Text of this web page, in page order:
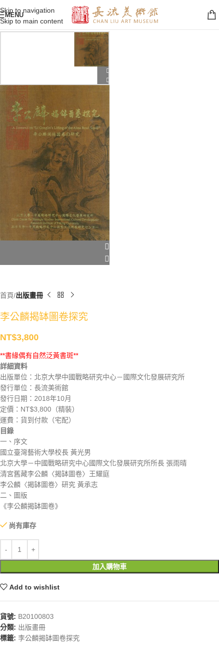
Skip to navigation
Skip to main content
MENU
首頁 出版畫冊
李公麟揭缽圖卷探究
NT$3,800
**書緣偶有自然泛黃書斑**
詳細資料
出版單位：北京大學中國戰略研究中心－國際文化發展研究所
發行單位：長流美術館
發行日期：2018年10月
定價：NT$3,800（精裝）
運費：貨到付款（宅配）
目錄
一、序文
國立臺灣藝術大學校長 黃光男
北京大學－中國戰略研究中心國際文化發展研究所所長 張雨晴
清宮舊藏李公麟〈揭缽圖卷〉王耀庭
李公麟〈揭缽圖卷〉研究 黃承志
二、圖版
《李公麟揭缽圖卷》
尚有庫存
加入購物車
Add to wishlist
貨號: B20100803
分類: 出版畫冊
標籤: 李公麟揭缽圖卷探究